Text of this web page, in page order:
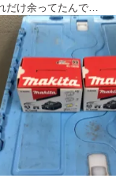
だけ余ってたんで…